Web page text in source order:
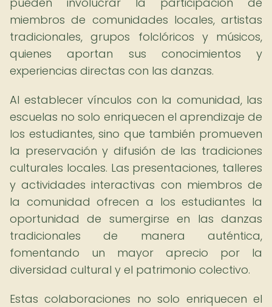
miembros de comunidades locales, artistas
tradicionales, grupos folclóricos y músicos,
quienes aportan sus conocimientos y
experiencias directas con las danzas.
Al establecer vínculos con la comunidad, las
escuelas no solo enriquecen el aprendizaje de
los estudiantes, sino que también promueven
la preservación y difusión de las tradiciones
culturales locales. Las presentaciones, talleres
y actividades interactivas con miembros de
la comunidad ofrecen a los estudiantes la
oportunidad de sumergirse en las danzas
tradicionales de manera auténtica,
fomentando un mayor aprecio por la
diversidad cultural y el patrimonio colectivo.
Estas colaboraciones no solo enriquecen el